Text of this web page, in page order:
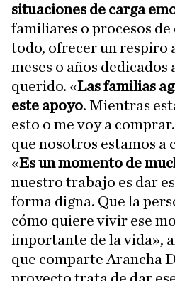
situaciones de carga
familiares o procesos de
todo, ofrecer un respiro
meses o años dedicados
querido. «Las familias
este apoyo. Mientras
esto o me voy a
que nosotros estamos a
«Es un momento de
nuestro trabajo es dar
forma digna. Que la
cómo quiere vivir ese
importante de la vida»,
que comparte Arancha